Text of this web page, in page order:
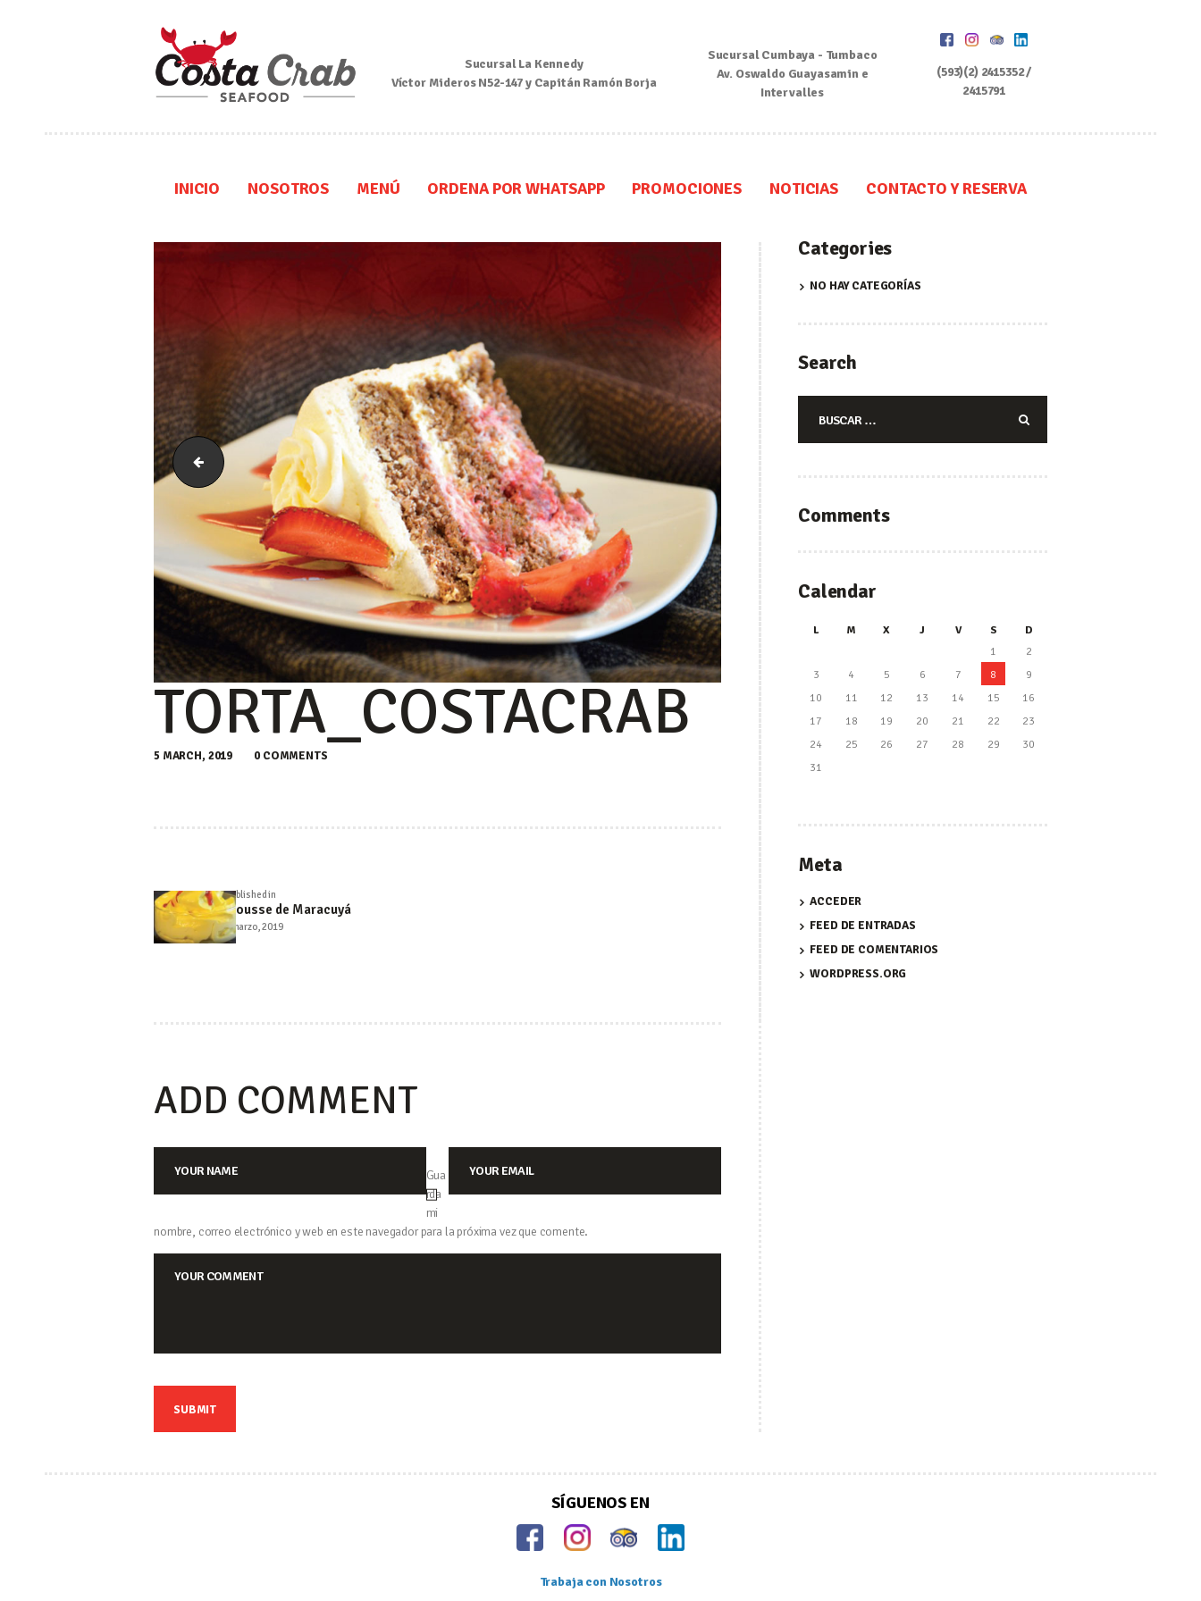
Sucursal La Kennedy
Víctor Mideros N52-147 y Capitán Ramón Borja
Sucursal Cumbaya - Tumbaco
Av. Oswaldo Guayasamin e
Intervalles
(593)(2) 2415352 /
2415791
INICIO NOSOTROS MENÚ ORDENA POR WHATSAPP PROMOCIONES NOTICIAS CONTACTO Y RESERVA
Nosotros
Contacto y Reserva
Mousse_CostaCrab
TORTA_COSTACRAB
5 MARCH, 2019 0 COMMENTS
NAVEGACIÓN
DE
Published in
post:
Mousse de Maracuyá
5 marzo, 2019
ADD COMMENT
Gua
rda
mi
nombre, correo electrónico y web en este navegador para la próxima vez que comente.
Categories
NO HAY CATEGORÍAS
Search
Comments
Calendar
L M X J V S
D
1
2
3
4 5 6 7 8
9
10
11 12 13 14 15
16
17
18 19 20 21 22
23
24
25 26 27 28 29
30
31
Meta
ACCEDER
FEED DE ENTRADAS
FEED DE COMENTARIOS
WORDPRESS.ORG
SÍGUENOS EN
Trabaja con Nosotros